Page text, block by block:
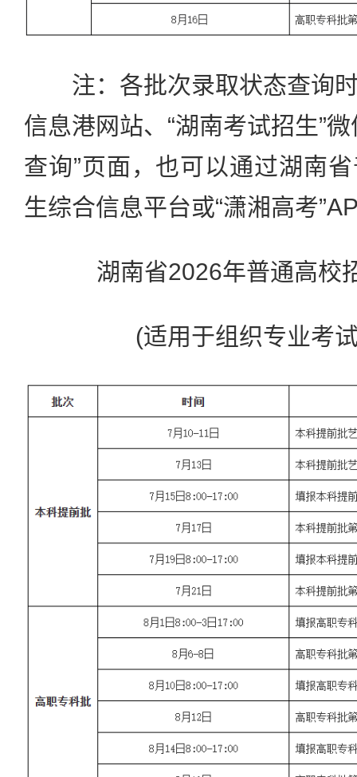
注：各批次录取状态查询时
信息港网站、“湖南考试招生”
查询”页面，也可以通过湖南
生综合信息平台或“潇湘高考
湖南省2026年普通高校
(适用于组织专业考试